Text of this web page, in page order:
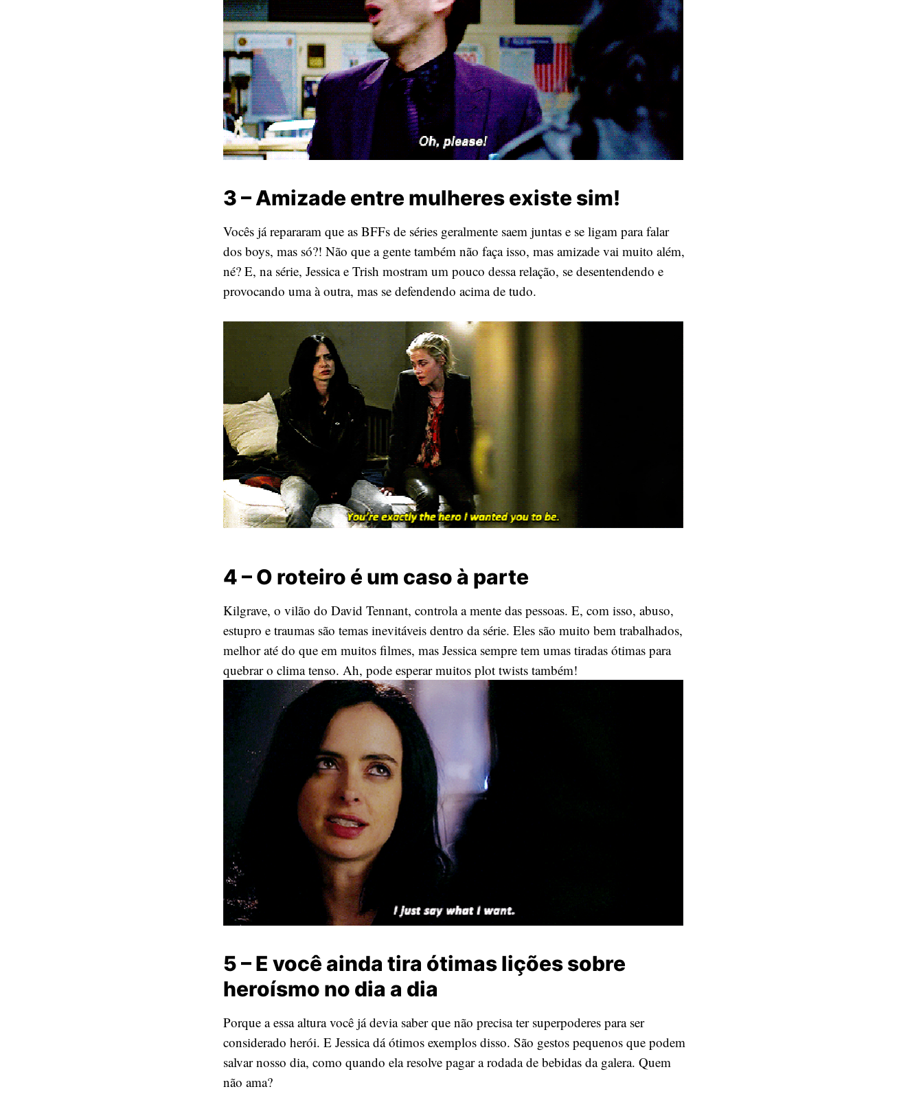
3 – Amizade entre mulheres existe sim!
Vocês já repararam que as BFFs de séries geralmente saem juntas e se ligam para falar
dos boys, mas só?! Não que a gente também não faça isso, mas amizade vai muito além,
né? E, na série, Jessica e Trish mostram um pouco dessa relação, se desentendendo e
provocando uma à outra, mas se defendendo acima de tudo.
4 – O roteiro é um caso à parte
Kilgrave, o vilão do David Tennant, controla a mente das pessoas. E, com isso, abuso,
estupro e traumas são temas inevitáveis dentro da série. Eles são muito bem trabalhados,
melhor até do que em muitos filmes, mas Jessica sempre tem umas tiradas ótimas para
quebrar o clima tenso. Ah, pode esperar muitos plot twists também!
5 – E você ainda tira ótimas lições sobre
heroísmo no dia a dia
Porque a essa altura você já devia saber que não precisa ter superpoderes para ser
considerado herói. E Jessica dá ótimos exemplos disso. São gestos pequenos que podem
salvar nosso dia, como quando ela resolve pagar a rodada de bebidas da galera. Quem
não ama?